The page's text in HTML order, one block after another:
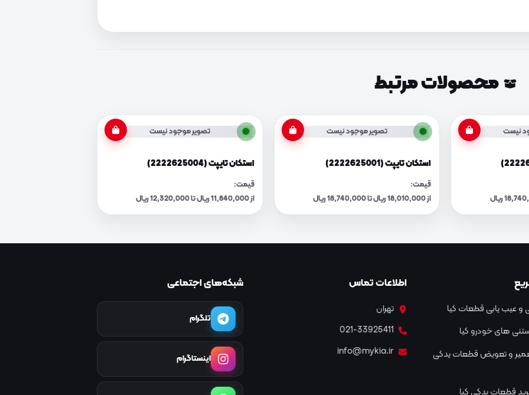
محصولات مرتبط
نیست تصویر موجود نیست
استکان تایپت (2222625001)
قیمت:
از 18,010,000 ریال تا 18,740,000 ریال
تصویر موجود نیست
استکان تایپت (2222625004)
قیمت:
از 11,840,000 ریال تا 12,320,000 ریال
و عیب یابی قطعات کیا
های خودرو کیا
و تعویض قطعات یدکی
قطعات یدکی کیا
اطلاعات تماس
تهران
021-33925411
info@mykia.ir
شبکه‌های اجتماعی
تلگرام
اینستاگرام